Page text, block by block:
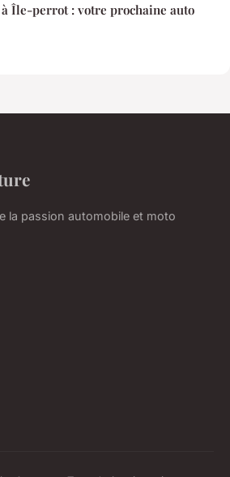
à Île-perrot : votre prochaine auto
la passion automobile et moto